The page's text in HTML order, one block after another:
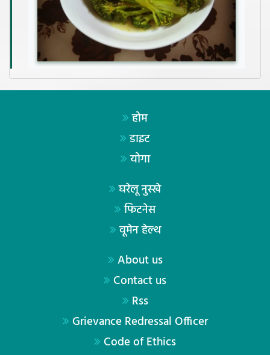
होम
डाइट
योगा
घरेलू नुस्खे
फिटनेस
वूमेन हेल्थ
About us
Contact us
Rss
Grievance Redressal Officer
Code of Ethics